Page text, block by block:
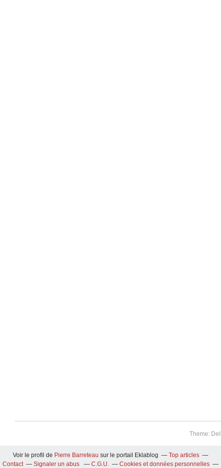
Theme:
Voir le profil de Pierre Barreteau sur le portail Eklablog
Top articles
Contact
Signaler un abus C.G.U.
Cookies et données personnelles